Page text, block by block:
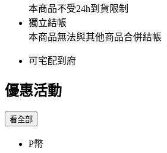
本商品不受24h到貨限制
獨立結帳
本商品無法與其他商品合併結帳
可宅配到府
優惠活動
看全部
P幣